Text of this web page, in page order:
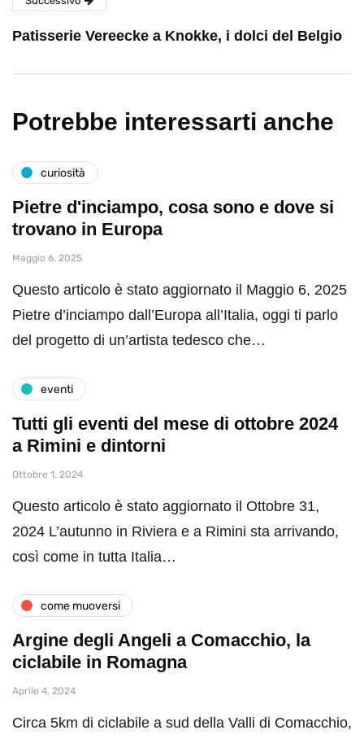
Patisserie Vereecke a Knokke, i dolci del Belgio
Potrebbe interessarti anche
curiosità
Pietre d'inciampo, cosa sono e dove si
trovano in Europa
Maggio 6, 2025
Questo articolo è stato aggiornato il Maggio 6, 2025
Pietre d’inciampo dall’Europa all’Italia, oggi ti parlo
del progetto di un’artista tedesco che…
eventi
Tutti gli eventi del mese di ottobre 2024
a Rimini e dintorni
Ottobre 1, 2024
Questo articolo è stato aggiornato il Ottobre 31,
2024 L’autunno in Riviera e a Rimini sta arrivando,
così come in tutta Italia…
come muoversi
Argine degli Angeli a Comacchio, la
ciclabile in Romagna
Aprile 4, 2024
Circa 5km di ciclabile a sud della Valli di Comacchio,